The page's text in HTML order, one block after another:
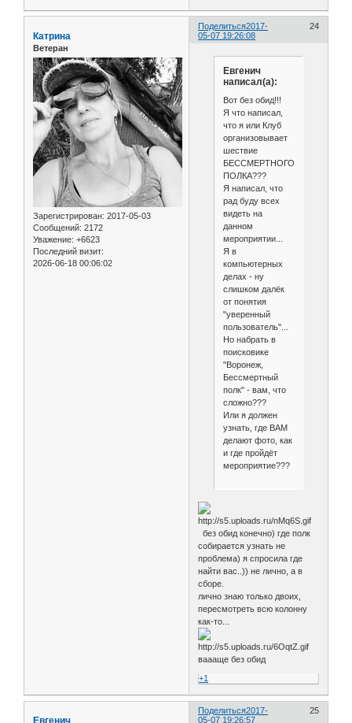
Поделиться 24
2017-
05-07 19:26:08
Катрина
Ветеран
Зарегистрирован: 2017-05-03
Сообщений: 2172
Уважение: +6623
Последний визит:
2026-06-18 00:06:02
Евгенич
написал(а):
Вот без обид!!!
Я что написал,
что я или Клуб
организовывает
шествие
БЕССМЕРТНОГО
ПОЛКА???
Я написал, что
рад буду всех
видеть на
данном
мероприятии...
Я в
компьютерных
делах - ну
слишком далёк
от понятия
"уверенный
пользователь"...
Но набрать в
поисковике
"Воронеж,
Бессмертный
полк" - вам, что
сложно???
Или я должен
узнать, где ВАМ
делают фото, как
и где пройдёт
мероприятие???
без обид конечно) где полк
собирается узнать не
проблема) я спросила где
найти вас..)) не лично, а в
сборе.
лично знаю только двоих,
пересмотреть всю колонну
как-то...
ваааще без обид
+1
Поделиться 25
2017-
05-07 19:26:57